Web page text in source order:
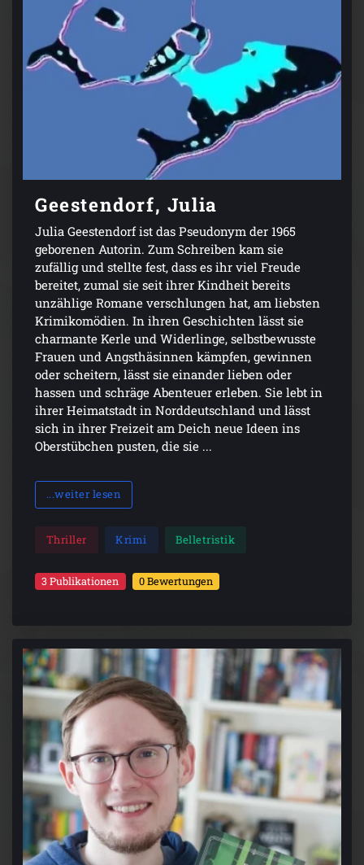
Geestendorf, Julia
Julia Geestendorf ist das Pseudonym der 1965
geborenen Autorin. Zum Schreiben kam sie
zufällig und stellte fest, dass es ihr viel Freude
bereitet, zumal sie seit ihrer Kindheit bereits
unzählige Romane verschlungen hat, am liebsten
Krimikomödien. In ihren Geschichten lässt sie
charmante Kerle und Widerlinge, selbstbewusste
Frauen und Angsthäsinnen kämpfen, gewinnen
oder scheitern, lässt sie einander lieben oder
hassen und schräge Abenteuer erleben. Sie lebt in
ihrer Heimatstadt in Norddeutschland und lässt
sich in ihrer Freizeit am Deich neue Ideen ins
Oberstübchen pusten, die sie ...
...weiter lesen
Thriller Krimi Belletristik
3 Publikationen 0 Bewertungen